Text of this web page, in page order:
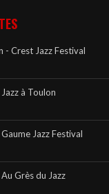
- Crest Jazz Festival
à Toulon
Jazz Festival
Grès du Jazz